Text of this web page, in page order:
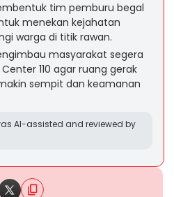
tim pemburu begal
menekan kejahatan
warga di titik rawan.
masyarakat segera
110 agar ruang gerak
sempit dan keamanan
AI-assisted and reviewed by